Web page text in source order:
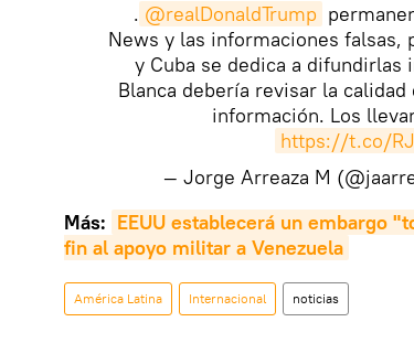
. @realDonaldTrump
News y las informaciones falsas,
y Cuba se dedica a difundirlas
Blanca debería revisar la
información. Los
https://t.co/
— Jorge Arreaza M
Más: EEUU establecerá un embargo
fin al apoyo militar a Venezuela
América Latina Internacional noticias